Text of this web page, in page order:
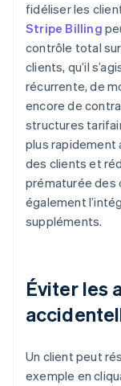
fidéliser les
Stripe Billing
contrôle total
clients, qu’il
récurrente, de
encore de
structures
plus rapidement
des clients et
prématurée des
également
suppléments.
Éviter les
Un client peut
exemple en